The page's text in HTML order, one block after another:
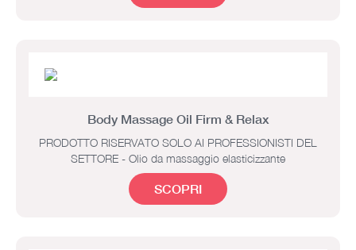
Body Massage Oil Firm & Relax
PRODOTTO RISERVATO SOLO AI PROFESSIONISTI DEL
SETTORE - Olio da massaggio elasticizzante
SCOPRI